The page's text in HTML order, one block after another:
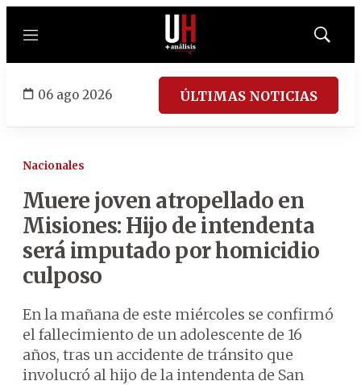
Menú
Mostrar
06 ago 2026 ÚLTIMAS NOTICIAS
Nacionales
Muere joven atropellado en
Misiones: Hijo de intendenta
será imputado por homicidio
culposo
En la mañana de este miércoles se confirmó
el fallecimiento de un adolescente de 16
años, tras un accidente de tránsito que
involucró al hijo de la intendenta de San